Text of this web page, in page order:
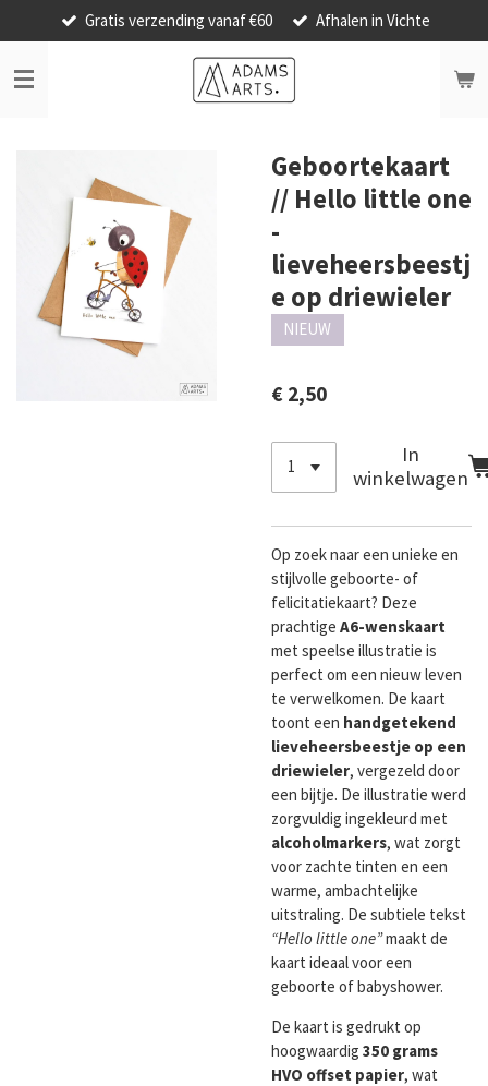
direct
naar
de
Gratis verzending vanaf €60 Afhalen in Vichte
Geboortekaart
// Hello little one
-
lieveheersbeestj
e op driewieler
NIEUW
€ 2,50
In
winkelwagen
Op zoek naar een unieke en
stijlvolle geboorte- of
felicitatiekaart? Deze
prachtige A6-wenskaart
met speelse illustratie is
perfect om een nieuw leven
te verwelkomen. De kaart
toont een handgetekend
lieveheersbeestje op een
driewieler, vergezeld door
een bijtje. De illustratie werd
zorgvuldig ingekleurd met
alcoholmarkers, wat zorgt
voor zachte tinten en een
warme, ambachtelijke
uitstraling. De subtiele tekst
“Hello little one”maakt de
kaart ideaal voor een
geboorte of babyshower.
De kaart is gedrukt op
hoogwaardig 350 grams
HVO offset papier, wat